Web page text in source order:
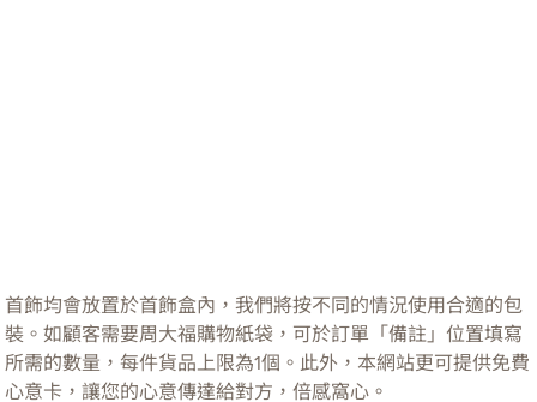
首飾均會放置於首飾盒內，我們將按不同的情況使用合適的包
裝。如顧客需要周大福購物紙袋，可於訂單「備註」位置填寫
所需的數量，每件貨品上限為1個。此外，本網站更可提供免費
心意卡，讓您的心意傳達給對方，倍感窩心。